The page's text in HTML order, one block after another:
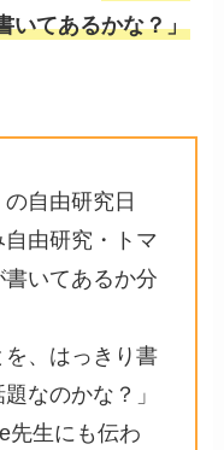
いてあるかな？」
自由研究日
由研究・トマ
書いてあるか分
を、はっきり書
なのかな？」
先生にも伝わ